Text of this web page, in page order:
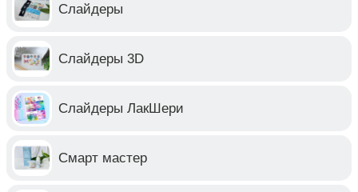
Слайдеры
Слайдеры 3D
Слайдеры ЛакШери
Смарт мастер